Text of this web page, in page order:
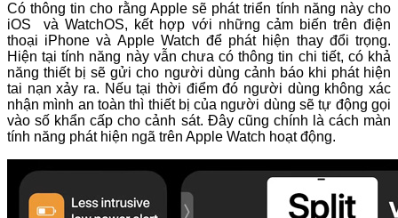
Có thông tin cho rằng Apple sẽ phát triển tính năng này cho
iOS và WatchOS, kết hợp với những cảm biến trên điện
thoại iPhone và Apple Watch để phát hiện thay đổi trọng.
Hiện tại tính năng này vẫn chưa có thông tin chi tiết, có khả
năng thiết bị sẽ gửi cho người dùng cảnh báo khi phát hiện
tai nạn xảy ra. Nếu tại thời điểm đó người dùng không xác
nhận mình an toàn thì thiết bị của người dùng sẽ tự động gọi
vào số khẩn cấp cho cảnh sát. Đây cũng chính là cách màn
tính năng phát hiện ngã trên Apple Watch hoạt động.